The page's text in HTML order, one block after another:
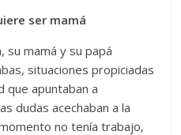
ser mamá
su mamá y su papá
situaciones propiciadas
que apuntaban a
dudas acechaban a la
no tenía trabajo,